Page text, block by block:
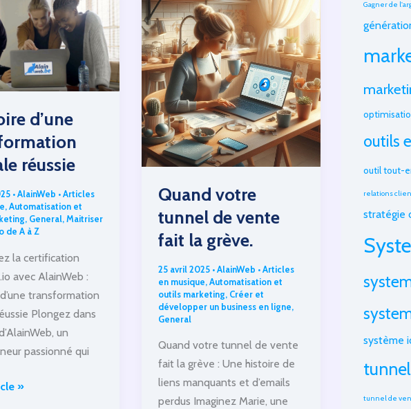
de
la
TVA
:
une
avancée
pour
les
entrepreneurs
d’une
réussie
•AlainWeb •Articles
,Automatisation et
, General,Maitriser
de A à Z
la certification
avec AlainWeb :
transformation
Plongez dans
un
passionné qui
»
Quand votre
tunnel de vente
fait la grève.
25 avril 2025 •AlainWeb •Articles
en musique,Automatisation et
outils marketing, Créer et
développer un business en ligne,
General
Quand votre tunnel de vente
fait la grève : Une histoire de
liens manquants et d’emails
perdus Imaginez Marie, une
Gagner de
outils
outil tout-
relations
stratégie
système
tunnel de